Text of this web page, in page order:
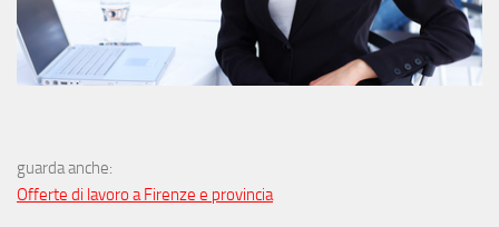
guarda anche:
Offerte di lavoro a Firenze e provincia